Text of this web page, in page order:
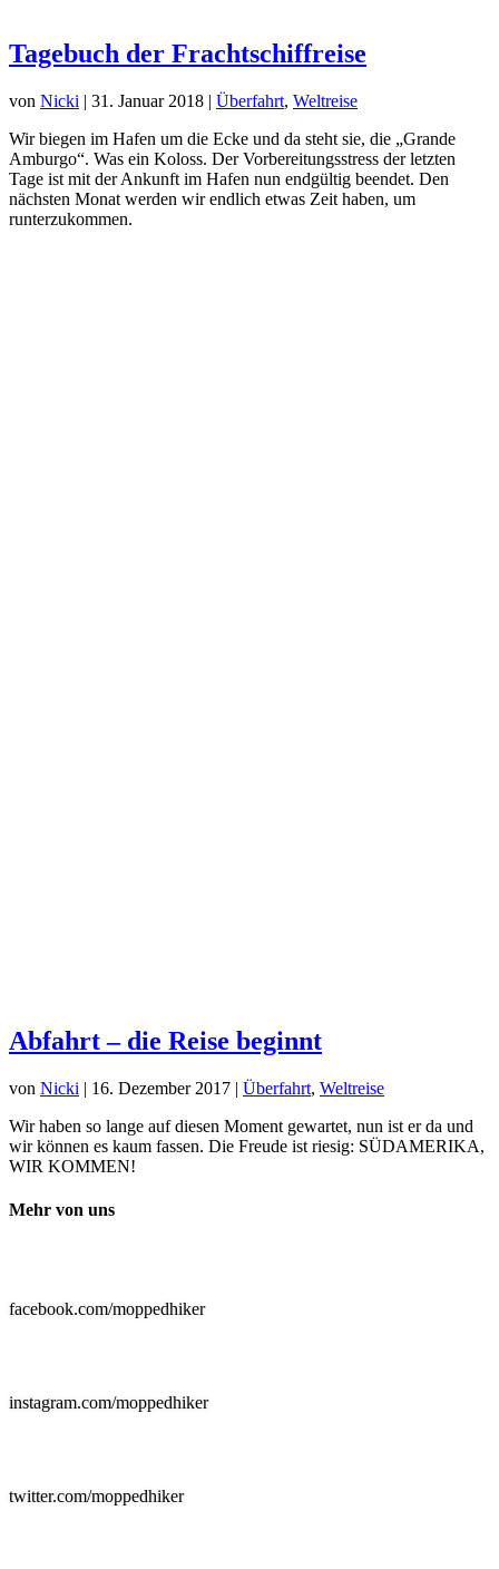
Tagebuch der Frachtschiffreise
von Nicki | 31. Januar 2018 | Überfahrt, Weltreise
Wir biegen im Hafen um die Ecke und da steht sie, die „Grande
Amburgo“. Was ein Koloss. Der Vorbereitungsstress der letzten
Tage ist mit der Ankunft im Hafen nun endgültig beendet. Den
nächsten Monat werden wir endlich etwas Zeit haben, um
runterzukommen.
Abfahrt – die Reise beginnt
von Nicki | 16. Dezember 2017 | Überfahrt, Weltreise
Wir haben so lange auf diesen Moment gewartet, nun ist er da und
wir können es kaum fassen. Die Freude ist riesig: SÜDAMERIKA,
WIR KOMMEN!
Mehr von uns
facebook.com/moppedhiker
instagram.com/moppedhiker
twitter.com/moppedhiker